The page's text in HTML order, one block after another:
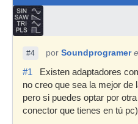
#4 por Soundprogramer
#1 Existen adaptadores
no creo que sea la mejor de
pero si puedes optar por
conector que tienes en tú